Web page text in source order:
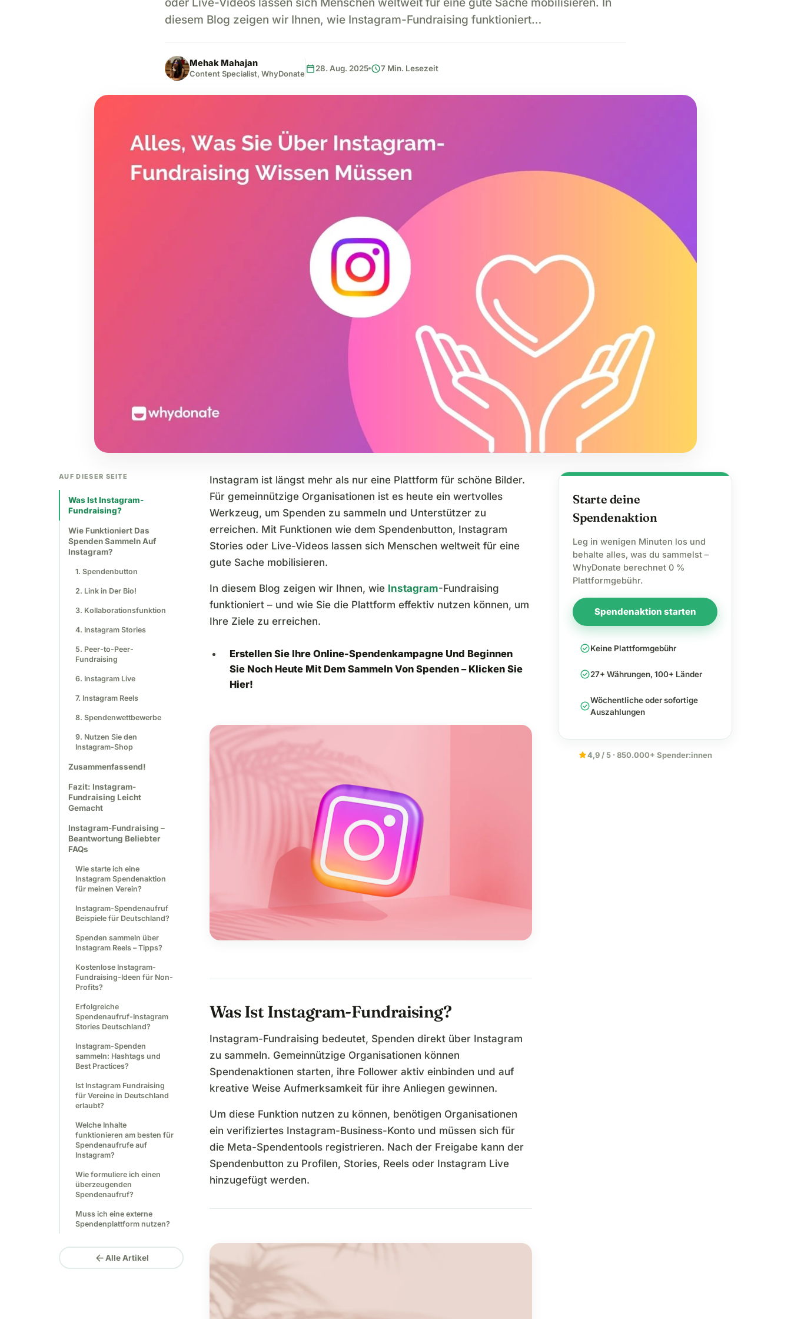
diesem Blog zeigen wir Ihnen, wie Instagram-Fundraising funktioniert…
Mehak Mahajan
Content Specialist, WhyDonate calendar_today28. Aug. 2025 schedule7 Min. Lesezeit
AUF DIESER SEITE
Was Ist Instagram-
Fundraising?
Wie Funktioniert Das
Spenden Sammeln Auf
Instagram?
1. Spendenbutton
2. Link in Der Bio!
3. Kollaborationsfunktion
4. Instagram Stories
5. Peer-to-Peer-
Fundraising
6. Instagram Live
7. Instagram Reels
8. Spendenwettbewerbe
9. Nutzen Sie den
Instagram-Shop
Zusammenfassend!
Fazit: Instagram-
Fundraising Leicht
Gemacht
Instagram-Fundraising –
Beantwortung Beliebter
FAQs
Wie starte ich eine
Instagram Spendenaktion
für meinen Verein?
Instagram-Spendenaufruf
Beispiele für Deutschland?
Spenden sammeln über
Instagram Reels – Tipps?
Kostenlose Instagram-
Fundraising-Ideen für Non-
Profits?
Erfolgreiche
Spendenaufruf-Instagram
Stories Deutschland?
Instagram-Spenden
sammeln: Hashtags und
Best Practices?
Ist Instagram Fundraising
für Vereine in Deutschland
erlaubt?
Welche Inhalte
funktionieren am besten für
Spendenaufrufe auf
Instagram?
Wie formuliere ich einen
überzeugenden
Spendenaufruf?
Muss ich eine externe
Spendenplattform nutzen?
arrow_backAlle Artikel
Instagram ist längst mehr als nur eine Plattform für schöne Bilder.
Für gemeinnützige Organisationen ist es heute ein wertvolles
Werkzeug, um Spenden zu sammeln und Unterstützer zu
erreichen. Mit Funktionen wie dem Spendenbutton, Instagram
Stories oder Live-Videos lassen sich Menschen weltweit für eine
gute Sache mobilisieren.
In diesem Blog zeigen wir Ihnen, wie Instagram-Fundraising
funktioniert – und wie Sie die Plattform effektiv nutzen können, um
Ihre Ziele zu erreichen.
Erstellen Sie Ihre Online-Spendenkampagne Und Beginnen
Sie Noch Heute Mit Dem Sammeln Von Spenden – Klicken Sie
Hier!
Was Ist Instagram-Fundraising?
Instagram-Fundraising bedeutet, Spenden direkt über Instagram
zu sammeln. Gemeinnützige Organisationen können
Spendenaktionen starten, ihre Follower aktiv einbinden und auf
kreative Weise Aufmerksamkeit für ihre Anliegen gewinnen.
Um diese Funktion nutzen zu können, benötigen Organisationen
ein verifiziertes Instagram-Business-Konto und müssen sich für
die Meta-Spendentools registrieren. Nach der Freigabe kann der
Spendenbutton zu Profilen, Stories, Reels oder Instagram Live
hinzugefügt werden.
Starte deine
Spendenaktion
Leg in wenigen Minuten los und
behalte alles, was du sammelst –
WhyDonate berechnet 0 %
Plattformgebühr.
Spendenaktion starten
check_circleKeine Plattformgebühr
check_circle27+ Währungen, 100+ Länder
check_circleWöchentliche oder sofortige
Auszahlungen
star4,9 / 5 · 850.000+ Spender:innen